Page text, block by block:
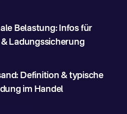
Belastung: Infos für
Ladungssicherung
Definition & typische
im Handel